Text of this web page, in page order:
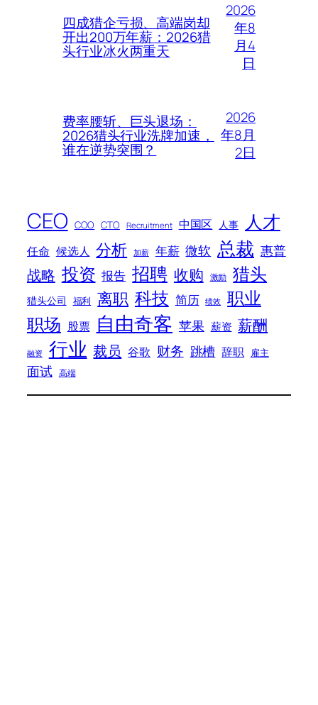
四成猎企亏损、高端岗却
开出200万年薪：2026猎
头行业冰火两重天
2026
年8
月4
日
费率腰斩、巨头退场：
2026猎头行业洗牌加速，
谁在逆势突围？
2026
年8月
2日
CEO COO CTO Recruitment 中国区 人事 人才
任命 候选人 分析 加薪 年薪 微软 总裁 惠普
战略 投资 报告 招聘 收购 激励 猎头
猎头公司 福利 离职 科技 简历 绩效 职业
职场 股票 自由奇客 苹果 薪资 薪酬
融资 行业 裁员 谷歌 财务 跳槽 辞职 雇主
面试 高端